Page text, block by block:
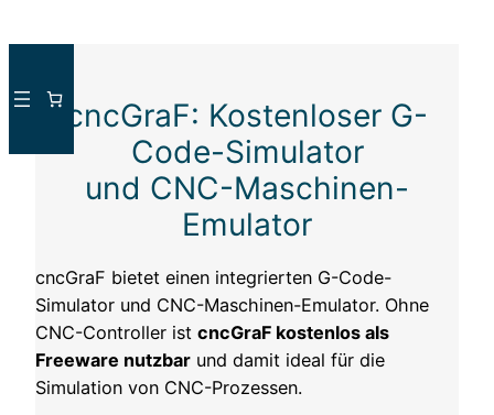
Inhalt
cncGraF: Kostenloser G-
Code-Simulator
und CNC-Maschinen-
Emulator
cncGraF bietet einen integrierten G-Code-
Simulator und CNC-Maschinen-Emulator. Ohne
CNC-Controller ist cncGraF kostenlos als
Freeware nutzbar und damit ideal für die
Simulation von CNC-Prozessen.